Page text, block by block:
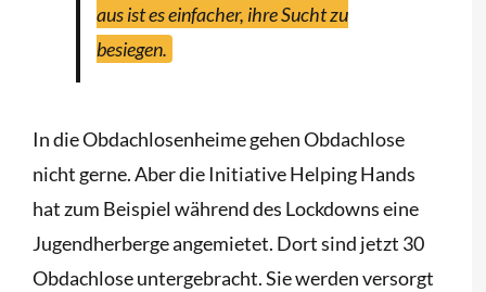
aus ist es einfacher, ihre Sucht zu
besiegen.
In die Obdachlosenheime gehen Obdachlose
nicht gerne. Aber die Initiative Helping Hands
hat zum Beispiel während des Lockdowns eine
Jugendherberge angemietet. Dort sind jetzt 30
Obdachlose untergebracht. Sie werden versorgt